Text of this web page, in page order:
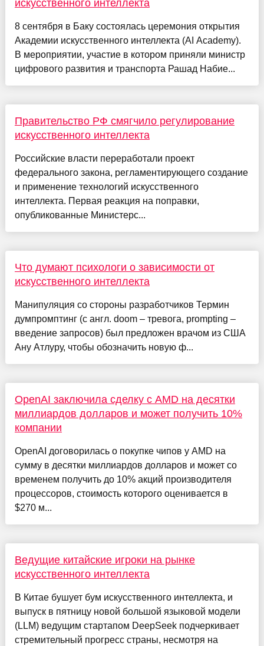
искусственного интеллекта
8 сентября в Баку состоялась церемония открытия
Академии искусственного интеллекта (AI Academy).
В мероприятии, участие в котором приняли министр
цифрового развития и транспорта Рашад Набие...
Правительство РФ смягчило регулирование
искусственного интеллекта
Российские власти переработали проект
федерального закона, регламентирующего создание
и применение технологий искусственного
интеллекта. Первая реакция на поправки,
опубликованные Министерс...
Что думают психологи о зависимости от
искусственного интеллекта
Манипуляция со стороны разработчиков Термин
думпромптинг (с англ. doom – тревога, prompting –
введение запросов) был предложен врачом из США
Ану Атлуру, чтобы обозначить новую ф...
OpenAI заключила сделку с AMD на десятки
миллиардов долларов и может получить 10%
компании
OpenAI договорилась о покупке чипов у AMD на
сумму в десятки миллиардов долларов и может со
временем получить до 10% акций производителя
процессоров, стоимость которого оценивается в
$270 м...
Ведущие китайские игроки на рынке
искусственного интеллекта
В Китае бушует бум искусственного интеллекта, и
выпуск в пятницу новой большой языковой модели
(LLM) ведущим стартапом DeepSeek подчеркивает
стремительный прогресс страны, несмотря на